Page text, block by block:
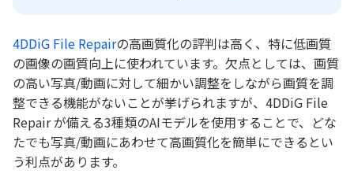
4DDiG File Repairの高画質化の評判は高く、特に低画質
の画像の画質向上に使われています。欠点としては、画質
の高い写真/動画に対して細かい調整をしながら画質を調
整できる機能がないことが挙げられますが、4DDiG File
Repair が備える3種類のAIモデルを使用することで、どな
たでも写真/動画にあわせて高画質化を簡単にできるとい
う利点があります。